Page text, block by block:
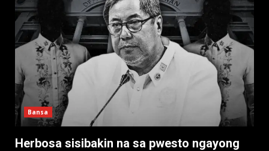
Bansa
Herbosa sisibakin na sa pwesto ngayong